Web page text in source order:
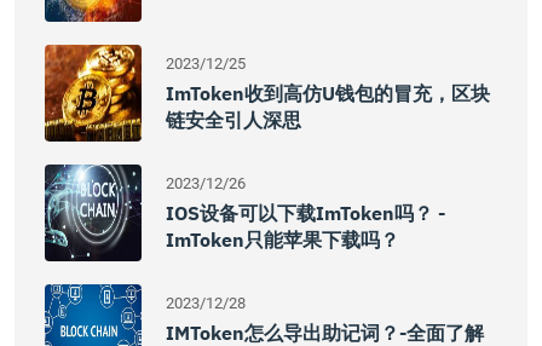
2023/12/25
ImToken收到高仿U钱包的冒充，区块
链安全引人深思
2023/12/26
IOS设备可以下载imToken吗？ -
ImToken只能苹果下载吗？
2023/12/28
IMToken怎么导出助记词？-全面了解